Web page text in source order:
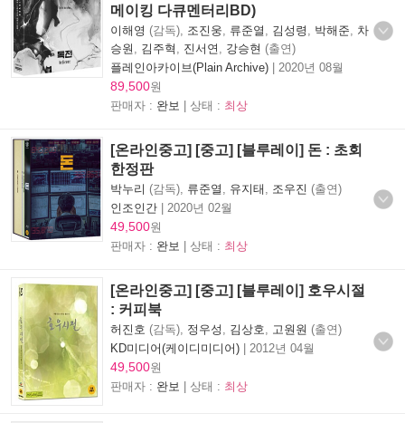
메이킹 다큐멘터리BD)
이해영 (감독), 조진웅 류준열 김성령 박해준
차
승원
김주혁 진서연 강승현 (출연)
플레인아카이브(Plain Archive) | 2020년 08월
89,500원
판매자 : 완보 | 상태 : 최상
[온라인중고] [중고] [블루레이] 돈 : 초회
한정판
박누리 (감독), 류준열 유지태 조우진 (출연)
인조인간 | 2020년 02월
49,500원
판매자 : 완보 | 상태 : 최상
[온라인중고] [중고] [블루레이] 호우시절
: 커피북
허진호 (감독), 정우성 김상호 고원원 (출연)
KD미디어(케이디미디어) | 2012년 04월
49,500원
판매자 : 완보 | 상태 : 최상